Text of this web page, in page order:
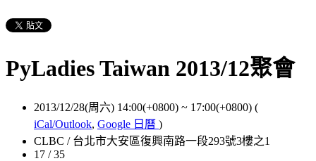
PyLadies Taiwan 2013/12聚會
2013/12/28(周六) 14:00(+0800) ~ 17:00(+0800) (
iCal/Outlook, Google 日曆 )
CLBC / 台北市大安區復興南路一段293號3樓之1
17 / 35